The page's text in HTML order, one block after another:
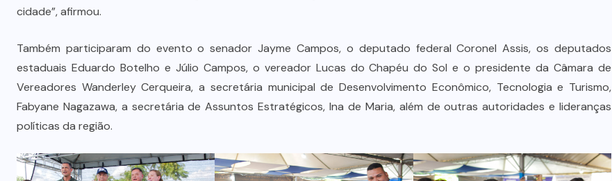
cidade”, afirmou.
Também participaram do evento o senador Jayme Campos, o deputado federal Coronel Assis, os deputados
estaduais Eduardo Botelho e Júlio Campos, o vereador Lucas do Chapéu do Sol e o presidente da Câmara de
Vereadores Wanderley Cerqueira, a secretária municipal de Desenvolvimento Econômico, Tecnologia e Turismo,
Fabyane Nagazawa, a secretária de Assuntos Estratégicos, Ina de Maria, além de outras autoridades e lideranças
políticas da região.